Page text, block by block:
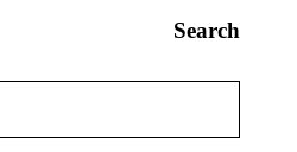
Search